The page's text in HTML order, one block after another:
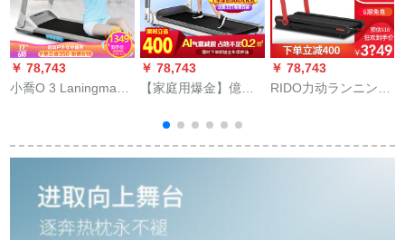
￥ 78,743
小喬O 3 Laningmaシ
ック器材ミニストス
内器材はZSの根拠が
ないです。
￥ 78,743
【家庭用爆金】億健
グマルシン家庭用ウ
ォーキングキング知
いフートマシン20年
新型SMT【ホートセ
シルモールド】HIIT
￥ 78,743
RIDO力动ランニンニ
音ダンパフィット材